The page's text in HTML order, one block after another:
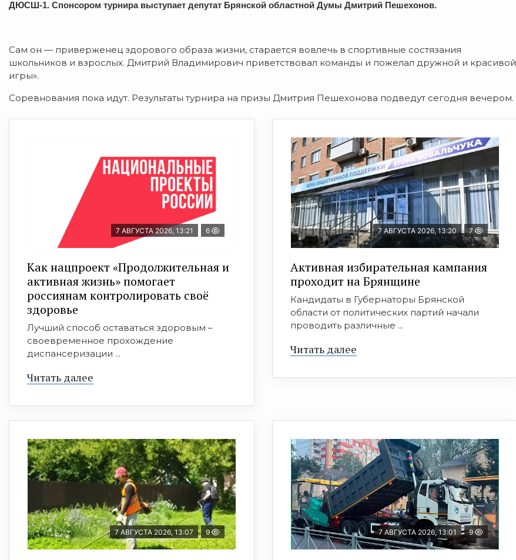
ДЮСШ-1. Спонсором турнира выступает депутат Брянской областной Думы Дмитрий Пешехонов.
Сам он — приверженец здорового образа жизни, старается вовлечь в спортивные состязания
школьников и взрослых. Дмитрий Владимирович приветствовал команды и пожелал дружной и красивой
игры».
Соревнования пока идут. Результаты турнира на призы Дмитрия Пешехонова подведут сегодня вечером.
7 АВГУСТА 2026, 13:21 6
Как нацпроект «Продолжительная и
активная жизнь» помогает
россиянам контролировать своё
здоровье
Лучший способ оставаться здоровым –
своевременное прохождение
диспансеризации ...
Читать далее
7 АВГУСТА 2026, 13:20 7
Активная избирательная кампания
проходит на Брянщине
Кандидаты в Губернаторы Брянской
области от политических партий начали
проводить различные ...
Читать далее
7 АВГУСТА 2026, 13:07 9 7 АВГУСТА 2026, 13:01 9